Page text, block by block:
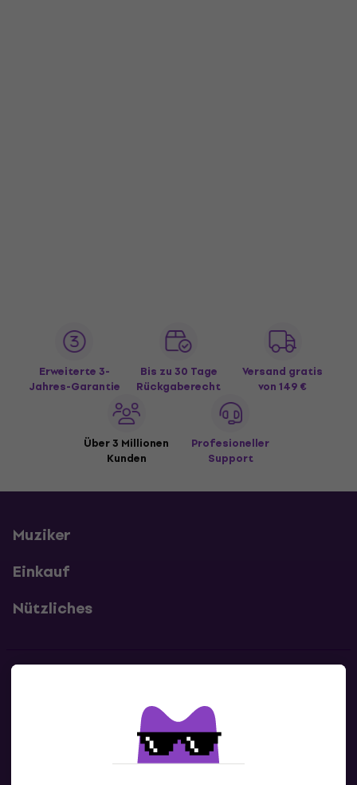
Erweiterte 3-
Jahres-Garantie
Bis zu 30 Tage
Rückgaberecht
Versand gratis
von 149 €
Über 3 Millionen
Kunden
Profesioneller
Support
Muziker
Einkauf
Nützliches
Kontaktiere uns